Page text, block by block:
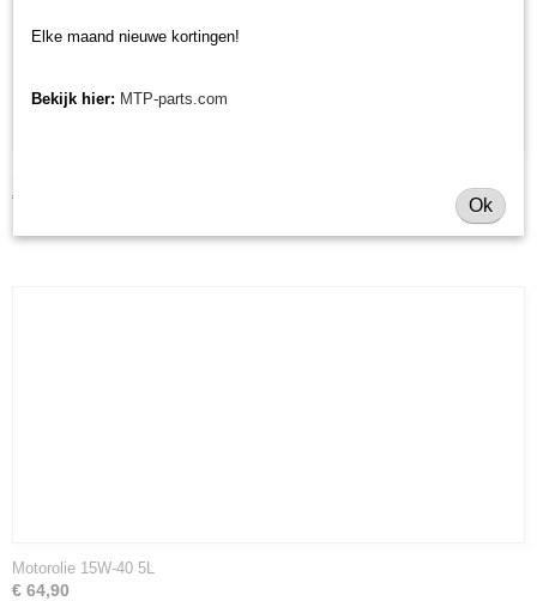
€ 26,95
Motorolie 15W-40 5L
€ 64,90
Elke maand nieuwe kortingen!
Bekijk hier: MTP-parts.com
Ok